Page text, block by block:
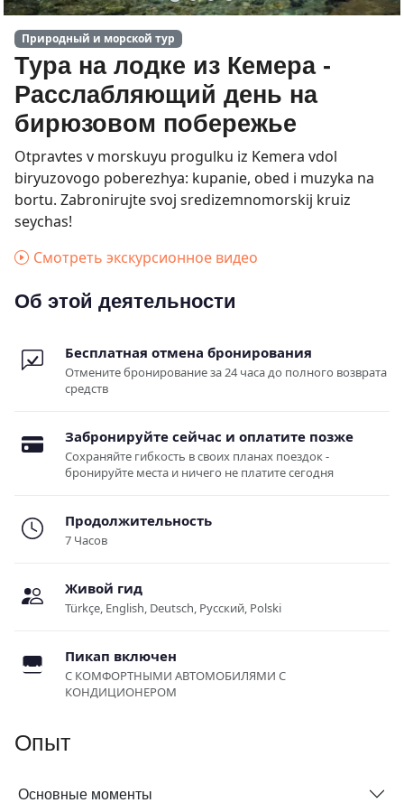
Природный и морской тур
Тура на лодке из Кемера -
Расслабляющий день на
бирюзовом побережье
Otpravtes v morskuyu progulku iz Kemera vdol
biryuzovogo poberezhya: kupanie, obed i muzyka na
bortu. Zabronirujte svoj sredizemnomorskij kruiz
seychas!
Смотреть экскурсионное видео
Об этой деятельности
Бесплатная отмена бронирования
Отмените бронирование за 24 часа до полного возврата
средств
Забронируйте сейчас и оплатите позже
Сохраняйте гибкость в своих планах поездок -
бронируйте места и ничего не платите сегодня
Продолжительность
7 Часов
Живой гид
Türkçe, English, Deutsch, Русский, Polski
Пикап включен
С КОМФОРТНЫМИ АВТОМОБИЛЯМИ С
КОНДИЦИОНЕРОМ
Опыт
Основные моменты